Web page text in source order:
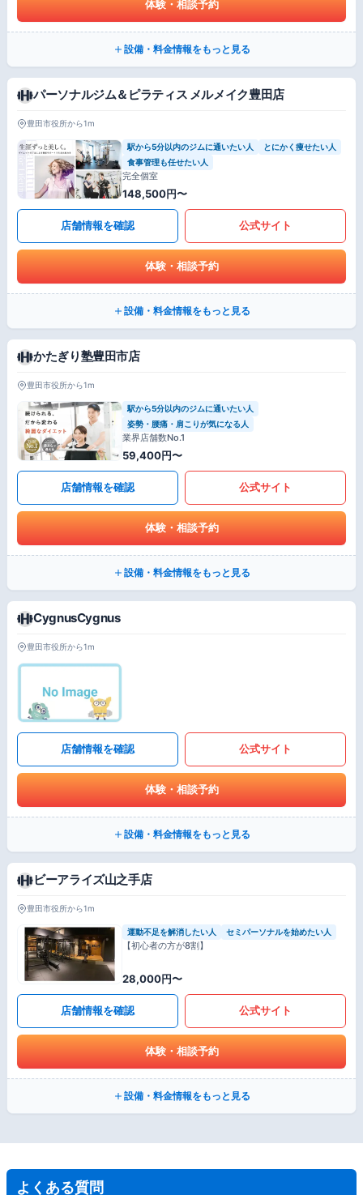
体験・相談予約
設備・料金情報をもっと見る
パーソナルジム＆ピラティス メルメイク豊田店
豊田市役所から1m
駅から5分以内のジムに通いたい人
とにかく痩せたい人
食事管理も任せたい人
完全個室
148,500円〜
店舗情報を確認 公式サイト
体験・相談予約
設備・料金情報をもっと見る
かたぎり塾豊田市店
豊田市役所から1m
駅から5分以内のジムに通いたい人
姿勢・腰痛・肩こりが気になる人
業界店舗数No.1
59,400円〜
店舗情報を確認 公式サイト
体験・相談予約
設備・料金情報をもっと見る
CygnusCygnus
豊田市役所から1m
店舗情報を確認 公式サイト
体験・相談予約
設備・料金情報をもっと見る
ビーアライズ山之手店
豊田市役所から1m
運動不足を解消したい人 セミパーソナルを始めたい人
【初心者の方が8割】
28,000円〜
店舗情報を確認 公式サイト
体験・相談予約
設備・料金情報をもっと見る
よくある質問